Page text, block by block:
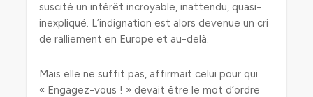
suscité un intérêt incroyable, inattendu, quasi-
inexpliqué. L’indignation est alors devenue un cri
de ralliement en Europe et au-delà.
Mais elle ne suffit pas, affirmait celui pour qui
« Engagez-vous ! » devait être le mot d’ordre